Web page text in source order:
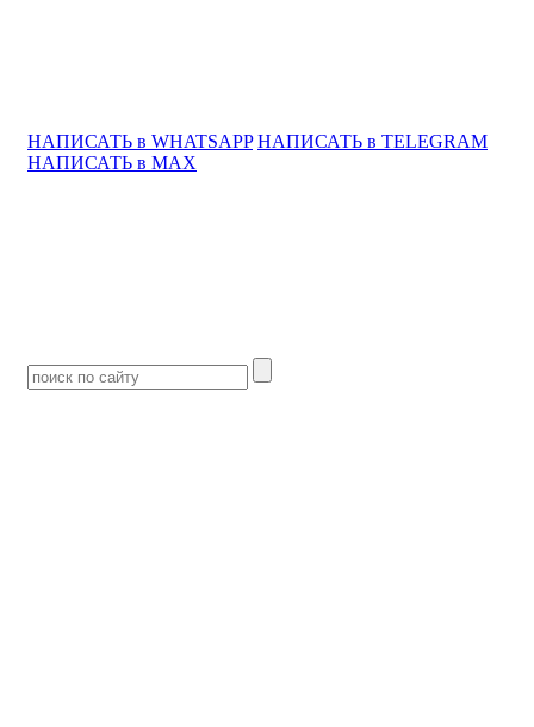
НАПИСАТЬ в WHATSAPP НАПИСАТЬ в TELEGRAM
НАПИСАТЬ в MAX